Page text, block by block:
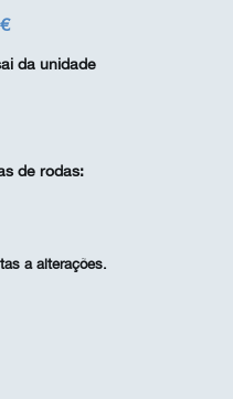
da unidade
de rodas:
a alterações.